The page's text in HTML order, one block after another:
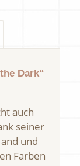
Dark“
auch
seiner
und
Farben